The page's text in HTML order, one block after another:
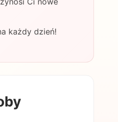
każdy dzień!